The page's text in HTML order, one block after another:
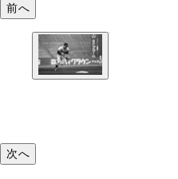
前へ
次へ